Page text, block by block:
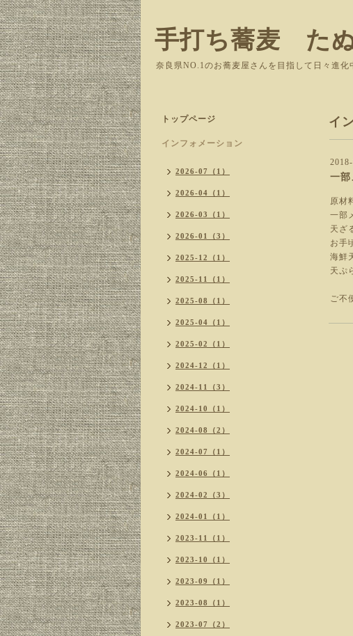
手打ち蕎麦 た
奈良県NO.1のお蕎麦屋さんを目指して日々進化
イ
一部
原材
一部
天ざ
お手
海鮮
天ぷ
ご不
トップページ
インフォメーション
2026-07（1）
2026-04（1）
2026-03（1）
2026-01（3）
2025-12（1）
2025-11（1）
2025-08（1）
2025-04（1）
2025-02（1）
2024-12（1）
2024-11（3）
2024-10（1）
2024-08（2）
2024-07（1）
2024-06（1）
2024-02（3）
2024-01（1）
2023-11（1）
2023-10（1）
2023-09（1）
2023-08（1）
2023-07（2）